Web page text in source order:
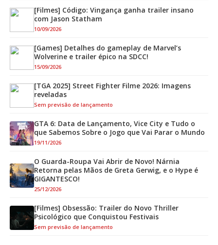
[Filmes] Código: Vingança ganha trailer insano
com Jason Statham
10/09/2026
[Games] Detalhes do gameplay de Marvel’s
Wolverine e trailer épico na SDCC!
15/09/2026
[TGA 2025] Street Fighter Filme 2026: Imagens
reveladas
Sem previsão de lançamento
GTA 6: Data de Lançamento, Vice City e Tudo o
que Sabemos Sobre o Jogo que Vai Parar o Mundo
19/11/2026
O Guarda-Roupa Vai Abrir de Novo! Nárnia
Retorna pelas Mãos de Greta Gerwig, e o Hype é
GIGANTESCO!
25/12/2026
[Filmes] Obsessão: Trailer do Novo Thriller
Psicológico que Conquistou Festivais
Sem previsão de lançamento